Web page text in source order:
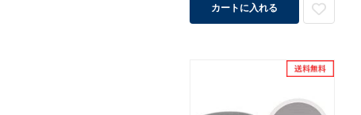
カートに入れる